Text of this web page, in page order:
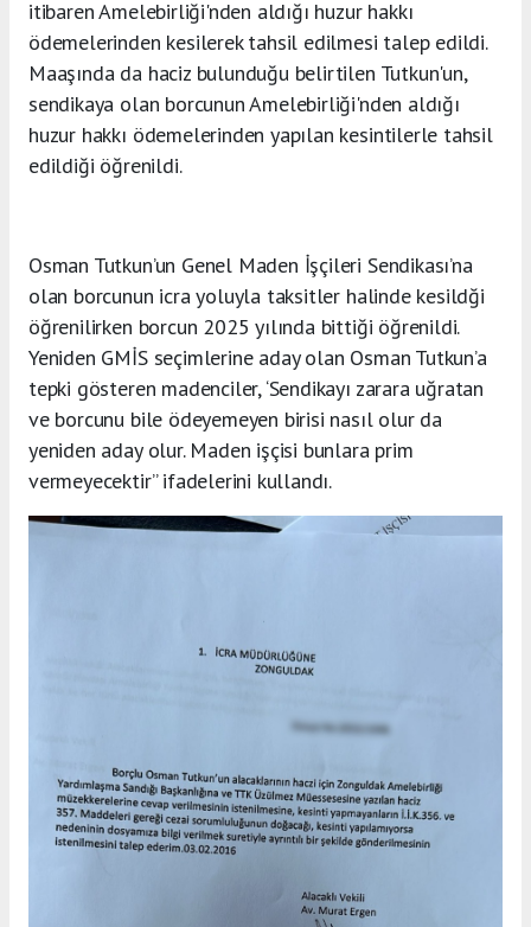
itibaren Amelebirliği'nden aldığı huzur hakkı
ödemelerinden kesilerek tahsil edilmesi talep edildi.
Maaşında da haciz bulunduğu belirtilen Tutkun'un,
sendikaya olan borcunun Amelebirliği'nden aldığı
huzur hakkı ödemelerinden yapılan kesintilerle tahsil
edildiği öğrenildi.
Osman Tutkun’un Genel Maden İşçileri Sendikası’na
olan borcunun icra yoluyla taksitler halinde kesildği
öğrenilirken borcun 2025 yılında bittiği öğrenildi.
Yeniden GMİS seçimlerine aday olan Osman Tutkun’a
tepki gösteren madenciler, ‘Sendikayı zarara uğratan
ve borcunu bile ödeyemeyen birisi nasıl olur da
yeniden aday olur. Maden işçisi bunlara prim
vermeyecektir” ifadelerini kullandı.